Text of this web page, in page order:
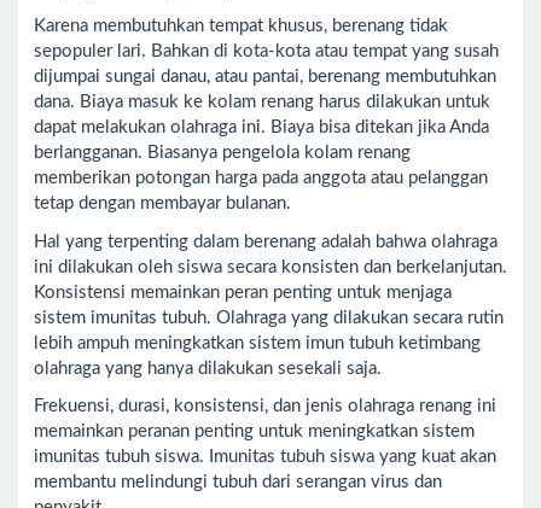
Karena membutuhkan tempat khusus, berenang tidak
sepopuler lari. Bahkan di kota-kota atau tempat yang susah
dijumpai sungai danau, atau pantai, berenang membutuhkan
dana. Biaya masuk ke kolam renang harus dilakukan untuk
dapat melakukan olahraga ini. Biaya bisa ditekan jika Anda
berlangganan. Biasanya pengelola kolam renang
memberikan potongan harga pada anggota atau pelanggan
tetap dengan membayar bulanan.
Hal yang terpenting dalam berenang adalah bahwa olahraga
ini dilakukan oleh siswa secara konsisten dan berkelanjutan.
Konsistensi memainkan peran penting untuk menjaga
sistem imunitas tubuh. Olahraga yang dilakukan secara rutin
lebih ampuh meningkatkan sistem imun tubuh ketimbang
olahraga yang hanya dilakukan sesekali saja.
Frekuensi, durasi, konsistensi, dan jenis olahraga renang ini
memainkan peranan penting untuk meningkatkan sistem
imunitas tubuh siswa. Imunitas tubuh siswa yang kuat akan
membantu melindungi tubuh dari serangan virus dan